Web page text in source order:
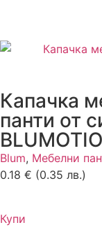
Капачка
панти от
Blum, Мебелни
0.18 € (0.35 лв.)
Купи